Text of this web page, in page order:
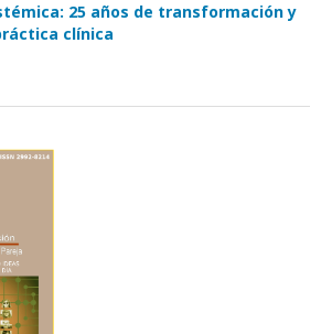
25 años de transformación y
clínica